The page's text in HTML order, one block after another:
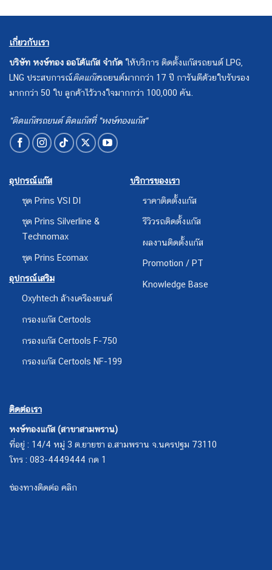
เกี่ยวกับเรา
บริษัท หงษ์ทอง ออโต้แก๊ส จำกัด ให้บริการ ติดตั้งแก๊สรถยนต์ LPG,
LNG ประสบการณ์ติดแก๊สรถยนต์มากกว่า 17 ปี การันตีด้วยใบรับรอง
มากกว่า 50 ใบ ลูกค้าไว้วางใจมากกว่า 100,000 คัน.
"ติดแก๊สรถยนต์ ติดแก๊สที่ "หงษ์ทองแก๊ส"
อุปกรณ์แก๊ส
ชุด Prins VSI DI
ชุด Prins Silverline &
Technomax
ชุด Prins Ecomax
อุปกรณ์เสริม
Oxyhtech ล้างเครืองยนต์
กรองแก๊ส Certools
กรองแก๊ส Certools F-750
กรองแก๊ส Certools NF-199
บริการของเรา
ราคาติดตั้งแก๊ส
รีวิวรถติดตั้งแก๊ส
ผลงานติดตั้งแก๊ส
Promotion / PT
Knowledge Base
ติดต่อเรา
หงษ์ทองแก๊ส (สาขาสามพราน)
ที่อยู่ : 14/4 หมู่ 3 ต.ยายชา อ.สามพราน จ.นครปฐม 73110
โทร : 083-4449444 กด 1
ช่องทางติดต่อ คลิก